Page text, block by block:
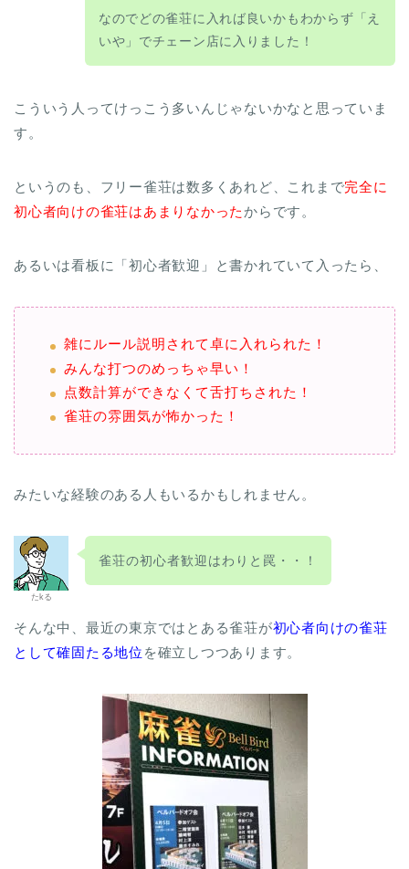
なのでどの雀荘に入れば良いかもわからず「え
いや」でチェーン店に入りました！
こういう人ってけっこう多いんじゃないかなと思っていま
す。
というのも、フリー雀荘は数多くあれど、これまで完全に
初心者向けの雀荘はあまりなかった からです。
あるいは看板に「初心者歓迎」と書かれていて入ったら、
雑にルール説明されて卓に入れられた！
みんな打つのめっちゃ早い！
点数計算ができなくて舌打ちされた！
雀荘の雰囲気が怖かった！
みたいな経験のある人もいるかもしれません。
たkる
雀荘の初心者歓迎はわりと罠・・！
そんな中、最近の東京ではとある雀荘が初心者向けの雀荘
として確固たる地位 を確立しつつあります。